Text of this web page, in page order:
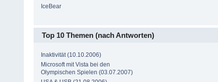
IceBear
Top 10 Themen (nach Antworten)
Inaktivität (10.10.2006)
Microsoft mit Vista bei den
Olympischen Spielen (03.07.2007)